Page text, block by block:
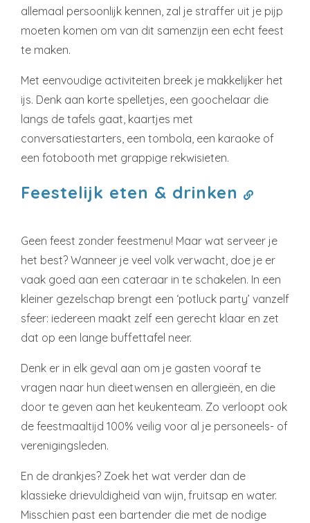
allemaal persoonlijk kennen, zal je straffer uit je pijp
moeten komen om van dit samenzijn een echt feest
te maken.
Met eenvoudige activiteiten breek je makkelijker het
ijs. Denk aan korte spelletjes, een goochelaar die
langs de tafels gaat, kaartjes met
conversatiestarters, een tombola, een karaoke of
een fotobooth met grappige rekwisieten.
Feestelijk eten & drinken
Geen feest zonder feestmenu! Maar wat serveer je
het best? Wanneer je veel volk verwacht, doe je er
vaak goed aan een cateraar in te schakelen. In een
kleiner gezelschap brengt een ‘potluck party’ vanzelf
sfeer: iedereen maakt zelf een gerecht klaar en zet
dat op een lange buffettafel neer.
Denk er in elk geval aan om je gasten vooraf te
vragen naar hun dieetwensen en allergieën, en die
door te geven aan het keukenteam. Zo verloopt ook
de feestmaaltijd 100% veilig voor al je personeels- of
verenigingsleden.
En de drankjes? Zoek het wat verder dan de
klassieke drievuldigheid van wijn, fruitsap en water.
Misschien past een bartender die met de nodige